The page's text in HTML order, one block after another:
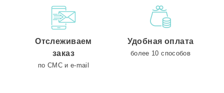
Отслеживаем
заказ
по СМС и e-mail
Удобная оплата
более 10 способов